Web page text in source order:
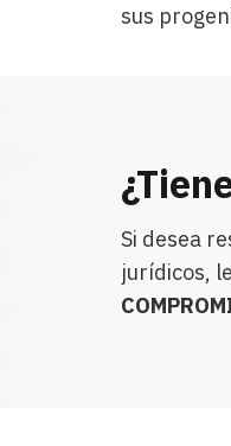
sus
Si desea
jurídicos,